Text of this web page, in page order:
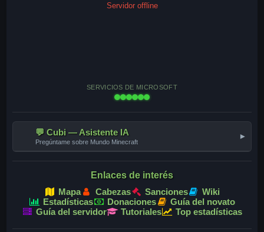
Servidor offline
SERVICIOS DE MICROSOFT
💬 Cubi — Asistente IA
Pregúntame sobre Mundo Minecraft
▾
Enlaces de interés
Mapa
Cabezas Sanciones
Wiki
Estadísticas
Donaciones
Guía del novato
Guía del servidor
Tutoriales Top estadísticas